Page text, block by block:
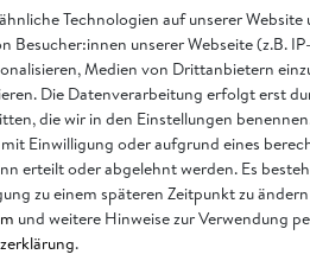
Technologien auf unserer
Besucher:innen unserer Webseite (z.B.
Medien von Drittanbietern
Die Datenverarbeitung erfolgt erst
die wir in den Einstellungen
Einwilligung oder aufgrund eines
erteilt oder abgelehnt werden. Es
zu einem späteren Zeitpunkt zu
und weitere Hinweise zur Verwendung
.